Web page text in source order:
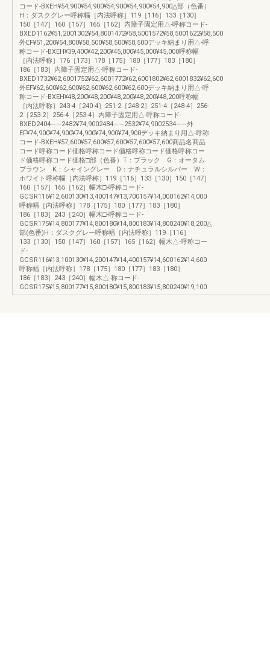
コード-BXEH¥54,900¥54,900¥54,900¥54,900¥54,900△部（色番）
H：ダスクグレー呼称幅［内法呼称］119［116］133［130］
150［147］160［157］165［162］内障子固定用△-呼称コード-
BXED1162¥51,2001302¥54,8001472¥58,5001572¥58,5001622¥58,500
外EF¥51,200¥54,800¥58,500¥58,500¥58,500デッキ納まり用△-呼
称コード-BXEH¥39,400¥42,200¥45,000¥45,000¥45,000呼称幅
［内法呼称］176［173］178［175］180［177］183［180］
186［183］内障子固定用△-呼称コード-
BXED1732¥62,6001752¥62,6001772¥62,6001802¥62,6001832¥62,600
外EF¥62,600¥62,600¥62,600¥62,600¥62,600デッキ納まり用△-呼
称コード-BXEH¥48,200¥48,200¥48,200¥48,200¥48,200呼称幅
［内法呼称］243-4［240-4］251-2［248-2］251-4［248-4］256-
2［253-2］256-4［253-4］内障子固定用△-呼称コード-
BXED2404――2482¥74,9002484――2532¥74,9002534――外
EF¥74,900¥74,900¥74,900¥74,900¥74,900デッキ納まり用△-呼称
コード-BXEH¥57,600¥57,600¥57,600¥57,600¥57,600商品名商品
コード呼称コード価格呼称コード価格呼称コード価格呼称コー
ド価格呼称コード価格□部（色番）T：ブラック G：オータム
ブラウン K：シャイングレー D：ナチュラルシルバー W：
ホワイト呼称幅［内法呼称］119［116］133［130］150［147］
160［157］165［162］幅木□-呼称コード-
GCSR116¥12,600130¥13,400147¥13,700157¥14,000162¥14,000
呼称幅［内法呼称］178［175］180［177］183［180］
186［183］243［240］幅木□-呼称コード-
GCSR175¥14,800177¥14,800180¥14,800183¥14,800240¥18,200△
部(色番)H：ダスクグレー呼称幅［内法呼称］119［116］
133［130］150［147］160［157］165［162］幅木△-呼称コー
ド-
GCSR116¥13,100130¥14,200147¥14,400157¥14,600162¥14,600
呼称幅［内法呼称］178［175］180［177］183［180］
186［183］243［240］幅木△-称コード-
GCSR175¥15,800177¥15,800180¥15,800183¥15,800240¥19,100